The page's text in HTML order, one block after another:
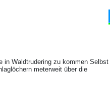
in Waldtrudering zu kommen Selbst
meterweit über die